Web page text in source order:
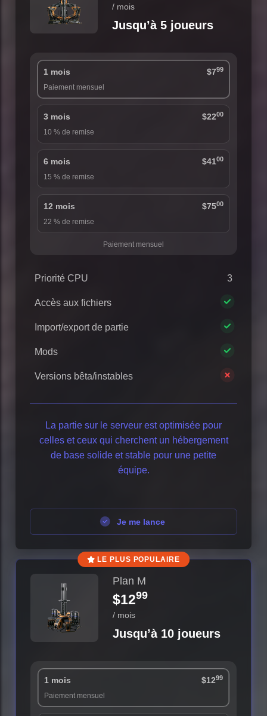
/ mois
Jusqu’à 5 joueurs
1 mois $799
Paiement mensuel
3 mois $2200
10 % de remise
6 mois $4100
15 % de remise
12 mois $7500
22 % de remise
Paiement mensuel
Priorité CPU 3
Accès aux fichiers
Import/export de partie
Mods
Versions bêta/instables
La partie sur le serveur est optimisée pour
celles et ceux qui cherchent un hébergement
de base solide et stable pour une petite
équipe.
Je me lance
LE PLUS POPULAIRE
Plan M
$1299
/ mois
Jusqu’à 10 joueurs
1 mois $1299
Paiement mensuel